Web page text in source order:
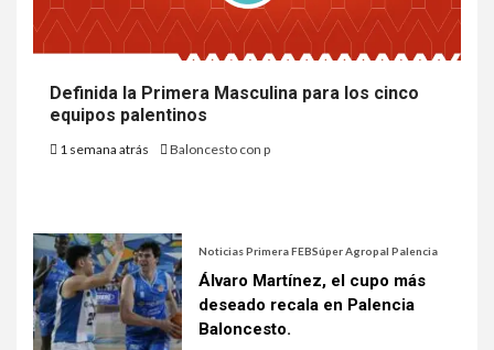
Definida la Primera Masculina para los cinco
equipos palentinos
1 semana atrás Baloncesto con p
Noticias Primera FEBSúper Agropal Palencia
Álvaro Martínez, el cupo más
deseado recala en Palencia
Baloncesto.